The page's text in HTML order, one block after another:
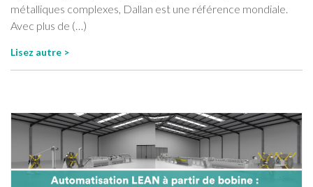
métalliques complexes, Dallan est une référence mondiale.
Avec plus de (…)
Lisez autre >